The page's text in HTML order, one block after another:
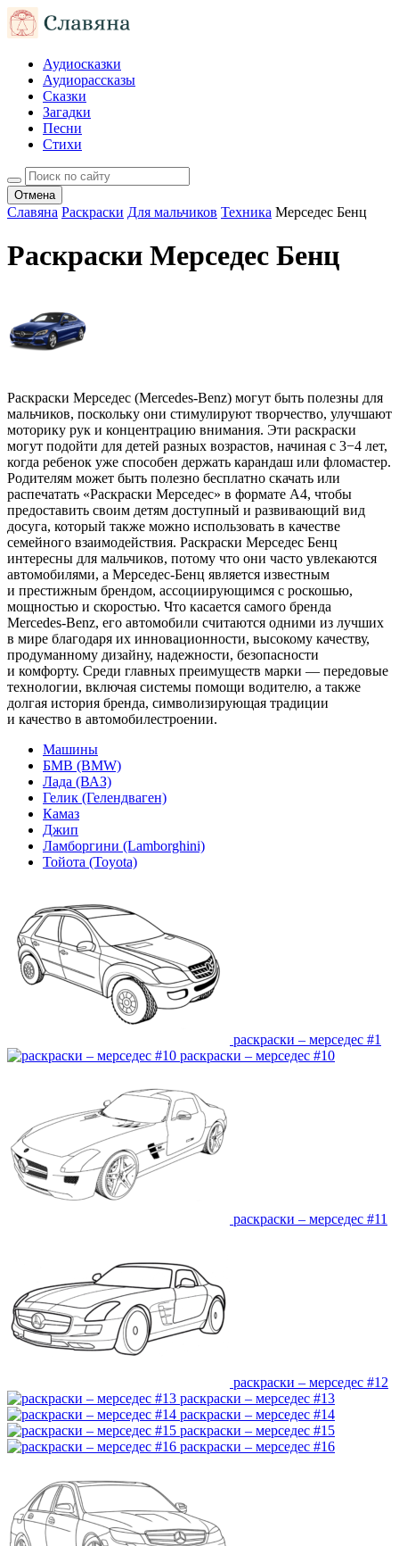
Аудиосказки
Аудиорассказы
Сказки
Загадки
Песни
Стихи
Отмена
Славяна Раскраски Для мальчиков Техника Мерседес Бенц
Раскраски Мерседес Бенц
Раскраски Мерседес (Mercedes-Benz) могут быть полезны для
мальчиков, поскольку они стимулируют творчество, улучшают
моторику рук и концентрацию внимания. Эти раскраски
могут подойти для детей разных возрастов, начиная с 3−4 лет,
когда ребенок уже способен держать карандаш или фломастер.
Родителям может быть полезно бесплатно скачать или
распечатать «Раскраски Мерседес» в формате A4, чтобы
предоставить своим детям доступный и развивающий вид
досуга, который также можно использовать в качестве
семейного взаимодействия. Раскраски Мерседес Бенц
интересны для мальчиков, потому что они часто увлекаются
автомобилями, а Мерседес-Бенц является известным
и престижным брендом, ассоциирующимся с роскошью,
мощностью и скоростью. Что касается самого бренда
Mercedes-Benz, его автомобили считаются одними из лучших
в мире благодаря их инновационности, высокому качеству,
продуманному дизайну, надежности, безопасности
и комфорту. Среди главных преимуществ марки — передовые
технологии, включая системы помощи водителю, а также
долгая история бренда, символизирующая традиции
и качество в автомобилестроении.
Машины
БМВ (BMW)
Лада (ВАЗ)
Гелик (Гелендваген)
Камаз
Джип
Ламборгини (Lamborghini)
Тойота (Toyota)
раскраски – мерседес #1
раскраски – мерседес #10
раскраски – мерседес #11
раскраски – мерседес #12
раскраски – мерседес #13
раскраски – мерседес #14
раскраски – мерседес #15
раскраски – мерседес #16